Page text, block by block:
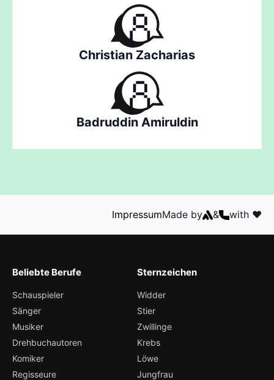
Christian Zacharias
Badruddin Amiruldin
ImpressumMade by & with ❤️
Beliebte Berufe
Schauspieler
Sänger
Musiker
Drehbuchautoren
Komiker
Regisseure
Sternzeichen
Widder
Stier
Zwillinge
Krebs
Löwe
Jungfrau